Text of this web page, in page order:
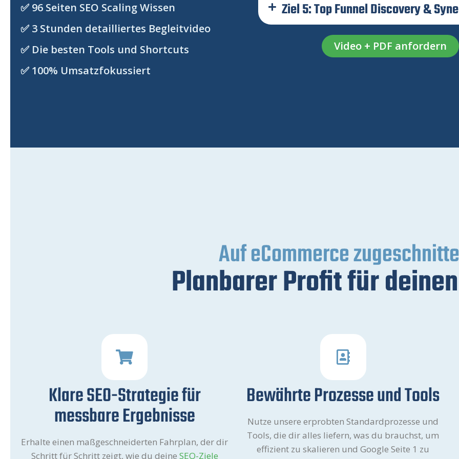
✅ 96 Seiten SEO Scaling Wissen
✅ 3 Stunden detailliertes Begleitvideo
✅ Die besten Tools und Shortcuts
✅ 100% Umsatzfokussiert
Ziel 5: Top Funnel Discovery &
Video + PDF anfordern
Auf eCommerce
Planbarer Profit für
Klare SEO-Strategie für
messbare Ergebnisse
Erhalte einen maßgeschneiderten Fahrplan, der dir
Schritt für Schritt zeigt, wie du deine SEO-Ziele
Bewährte Prozesse und Tools
Nutze unsere erprobten Standardprozesse und
Tools, die dir alles liefern, was du brauchst, um
effizient zu skalieren und Google Seite 1 zu